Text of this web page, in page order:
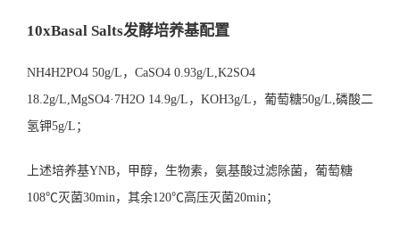
10xBasal Salts发酵培养基配置
NH4H2PO4 50g/L，CaSO4 0.93g/L,K2SO4
18.2g/L,MgSO4·7H2O 14.9g/L，KOH3g/L，葡萄糖50g/L,磷酸二
氢钾5g/L；
上述培养基YNB，甲醇，生物素，氨基酸过滤除菌，葡萄糖
108℃灭菌30min，其余120℃高压灭菌20min；